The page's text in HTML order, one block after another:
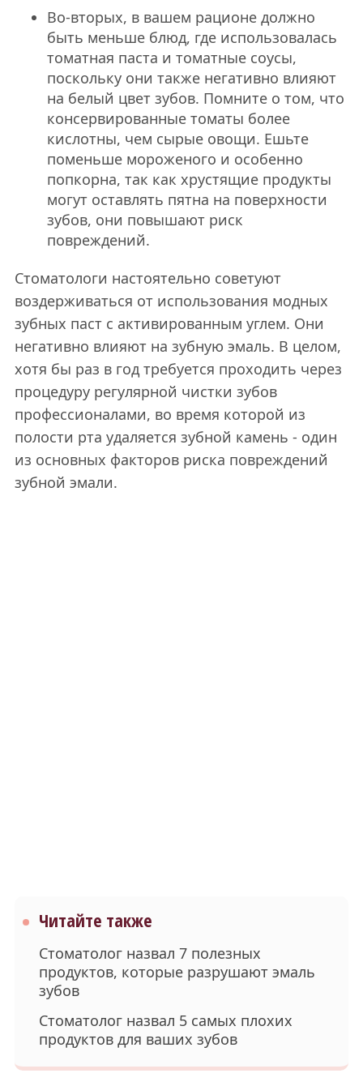
Во-вторых, в вашем рационе должно
быть меньше блюд, где использовалась
томатная паста и томатные соусы,
поскольку они также негативно влияют
на белый цвет зубов. Помните о том, что
консервированные томаты более
кислотны, чем сырые овощи. Ешьте
поменьше мороженого и особенно
попкорна, так как хрустящие продукты
могут оставлять пятна на поверхности
зубов, они повышают риск
повреждений.
Стоматологи настоятельно советуют
воздерживаться от использования модных
зубных паст с активированным углем. Они
негативно влияют на зубную эмаль. В целом,
хотя бы раз в год требуется проходить через
процедуру регулярной чистки зубов
профессионалами, во время которой из
полости рта удаляется зубной камень - один
из основных факторов риска повреждений
зубной эмали.
Читайте также
Стоматолог назвал 7 полезных
продуктов, которые разрушают эмаль
зубов
Стоматолог назвал 5 самых плохих
продуктов для ваших зубов